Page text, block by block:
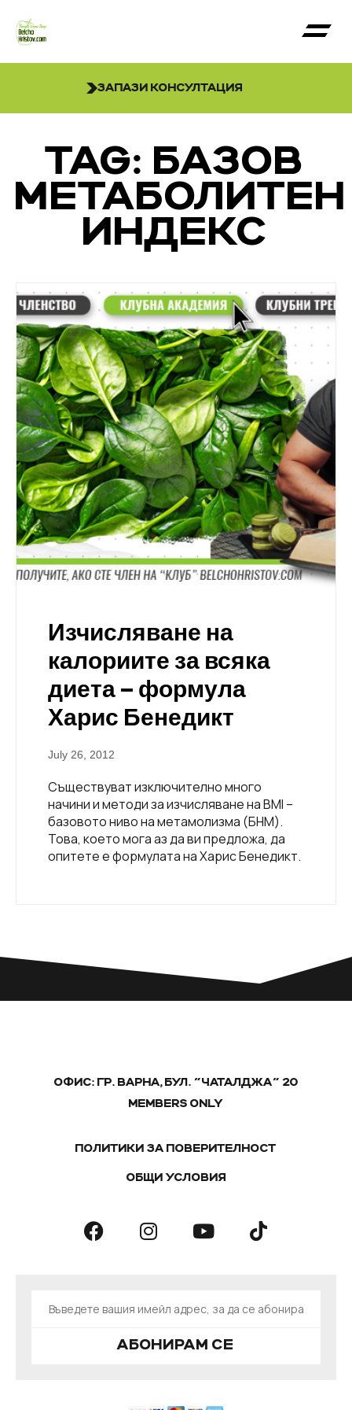
ЗАПАЗИ КОНСУЛТАЦИЯ
TAG: БАЗОВ
МЕТАБОЛИТЕН
ИНДЕКС
Изчисляване на
калориите за всяка
диета – формула
Харис Бенедикт
July 26, 2012
Съществуват изключително много
начини и методи за изчисляване на BMI –
базовото ниво на метамолизма (БНМ).
Това, което мога аз да ви предложа, да
опитете е формулата на Харис Бенедикт.
ОФИС: ГР. ВАРНА, БУЛ. "ЧАТАЛДЖА" 20
MEMBERS ONLY
ПОЛИТИКИ ЗА ПОВЕРИТЕЛНОСТ
ОБЩИ УСЛОВИЯ
АБОНИРАМ СЕ